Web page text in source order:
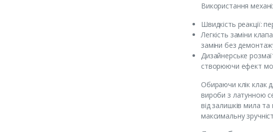
Використання
Швидкість реакції:
Легкість заміни
заміни без
Дизайнерське
створюючи ефект
Обираючи клік клак
вироби з латунною
від залишків мила
максимальну